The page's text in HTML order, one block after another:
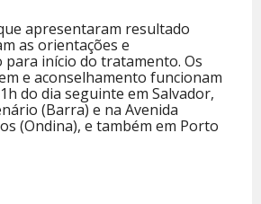
apresentaram resultado
as orientações e
início do tratamento. Os
e aconselhamento funcionam
do dia seguinte em Salvador,
(Barra) e na Avenida
(Ondina), e também em Porto